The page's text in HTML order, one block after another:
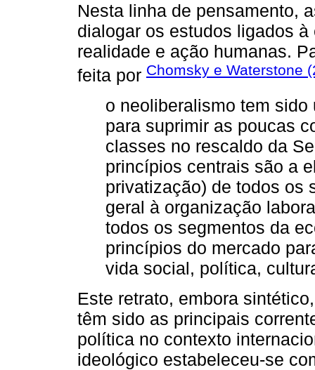
Nesta linha de pensamento,
dialogar os estudos ligados
realidade e ação humanas.
feita por Chomsky e Waterstone
o neoliberalismo tem
para suprimir as poucas
classes no rescaldo da
princípios centrais são a
privatização) de todos os
geral à organização
todos os segmentos da
princípios do mercado
vida social, política,
Este retrato, embora
têm sido as principais
política no contexto
ideológico estabeleceu-se